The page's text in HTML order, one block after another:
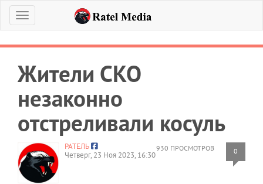
Меню
Жители СКО
незаконно
отстреливали косуль
930 ПРОСМОТРОВ 0
РАТЕЛЬ
Четверг, 23 Ноя 2023, 16:30